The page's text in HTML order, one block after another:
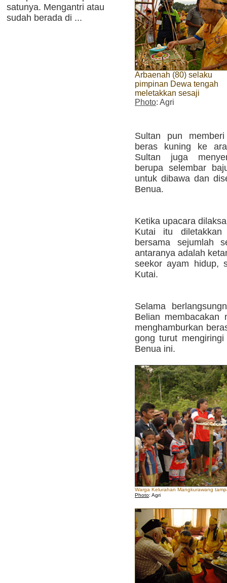
satunya. Mengantri atau
sudah berada di ...
Arbaenah (80) selaku
pimpinan Dewa tengah
meletakkan sesaji
Photo: Agri
Sultan pun
beras kuning ke
Sultan juga
berupa selembar
untuk dibawa dan
Benua.
Ketika upacara
Kutai itu
bersama sejumlah
antaranya adalah
seekor ayam hidup,
Kutai.
Selama
Belian membacakan
menghamburkan
gong turut
Benua ini.
Warga Kelurahan Mangkurawang
Photo: Agri